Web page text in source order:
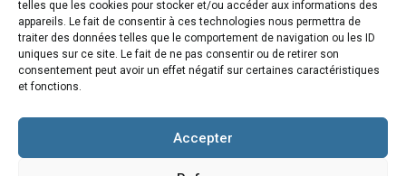
telles que les cookies pour stocker et/ou accéder aux informations des
appareils. Le fait de consentir à ces technologies nous permettra de
traiter des données telles que le comportement de navigation ou les ID
uniques sur ce site. Le fait de ne pas consentir ou de retirer son
consentement peut avoir un effet négatif sur certaines caractéristiques
et fonctions.
Accepter
de 9H30 à 19H
et le Samedi de 10H à 19H